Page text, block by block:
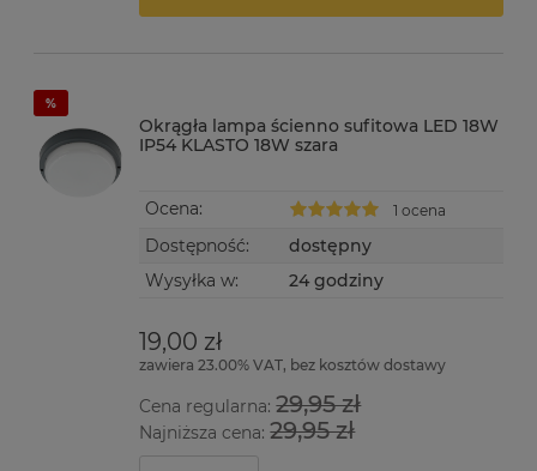
Okrągła lampa ścienno sufitowa LED 18W
IP54 KLASTO 18W szara
Ocena: 1 ocena
Dostępność:
dostępny
Wysyłka w:
24 godziny
19,00 zł
zawiera 23.00% VAT, bez kosztów dostawy
Cena regularna:29,95 zł
Najniższa cena:29,95 zł